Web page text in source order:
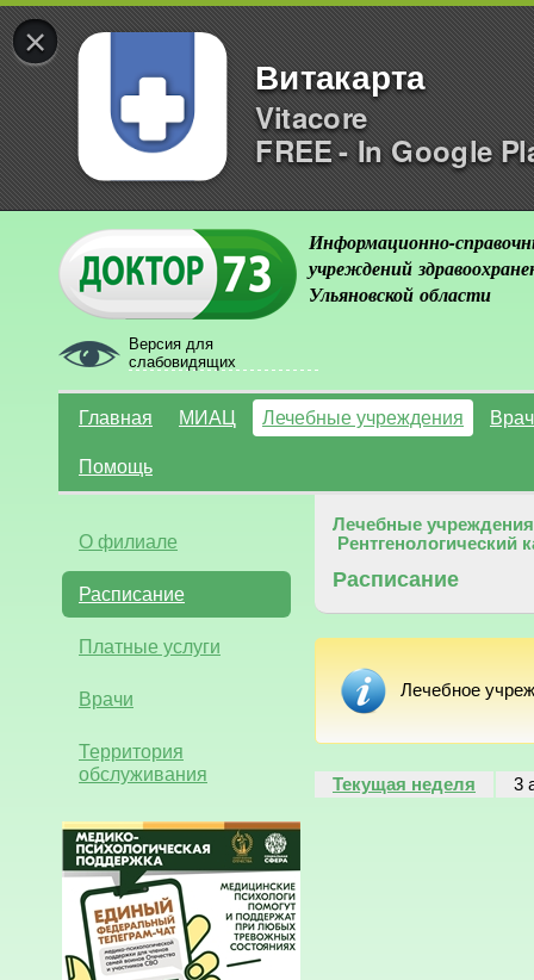
×
Витакарта
Vitacore
FREE - In Google
Версия для
слабовидящих
Информационно-
учреждений
Ульяновской области
Главная МИАЦ Лечебные учреждения
Помощь
О филиале
Расписание
Платные услуги
Врачи
Территория
обслуживания
Лечебные учреждения
Рентгенологический
Расписание
Лечебное
Текущая неделя 3